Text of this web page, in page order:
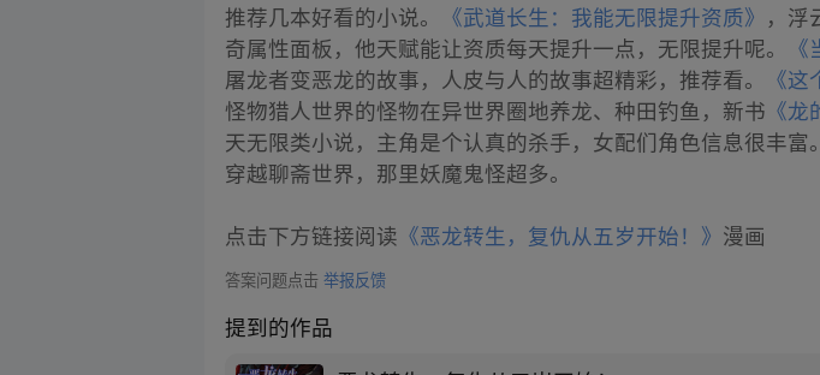
推荐几本好看的小说。 《武道长生：我能无限提升资质》 ，浮
奇属性面板，他天赋能让资质每天提升一点，无限提升呢。
屠龙者变恶龙的故事，人皮与人的故事超精彩，推荐看。
《
怪物猎人世界的怪物在异世界圈地养龙、种田钓鱼，新书 《龙
天无限类小说，主角是个认真的杀手，女配们角色信息很丰富。
穿越聊斋世界，那里妖魔鬼怪超多。
点击下方链接阅读 《恶龙转生，复仇从五岁开始！》 漫画
答案问题点击举报反馈
提到的作品